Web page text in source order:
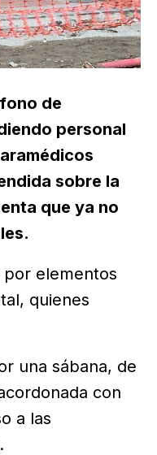
de
personal
sobre la
que ya no
por elementos
quienes
una sábana, de
con
a las